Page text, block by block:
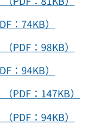
：74KB）
PDF：98KB）
：94KB）
PDF：147KB）
PDF：94KB）